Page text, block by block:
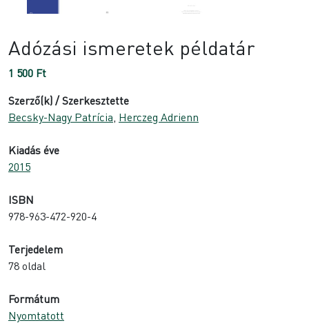
Adózási ismeretek példatár
1 500 Ft
Szerző(k) / Szerkesztette
Becsky-Nagy Patrícia Herczeg Adrienn
Kiadás éve
2015
ISBN
978-963-472-920-4
Terjedelem
78 oldal
Formátum
Nyomtatott